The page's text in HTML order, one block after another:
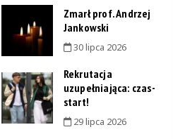
Zmarł prof. Andrzej
Jankowski
30 lipca 2026
Rekrutacja
uzupełniająca: czas-
start!
29 lipca 2026